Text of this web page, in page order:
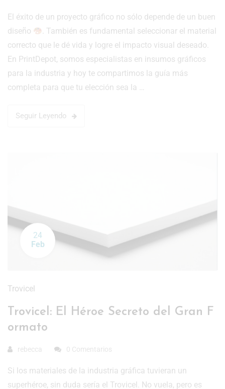
El éxito de un proyecto gráfico no sólo depende de un buen
diseño
. También es fundamental seleccionar el material
correcto que le dé vida y logre el impacto visual deseado.
En PrintDepot, somos especialistas en insumos gráficos
para la industria y hoy te compartimos la guía más
completa para que tu elección sea la …
Seguir Leyendo
24
Feb
Trovicel
Trovicel: El Héroe Secreto del Gran F
ormato
rebecca 0 Comentarios
Si los materiales de la industria gráfica tuvieran un
superhéroe, sin duda sería el Trovicel. No vuela, pero es